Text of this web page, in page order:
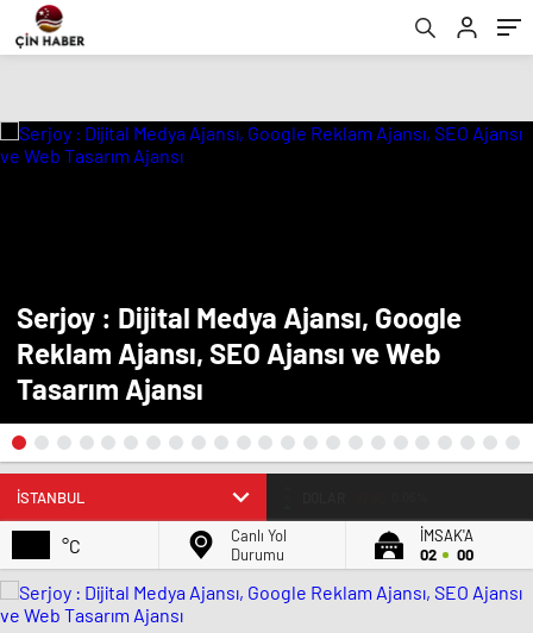
Serjoy : Dijital Medya Ajansı, Google
Reklam Ajansı, SEO Ajansı ve Web
Tasarım Ajansı
°C
Canlı Yol
Durumu
İMSAK'A
02
00